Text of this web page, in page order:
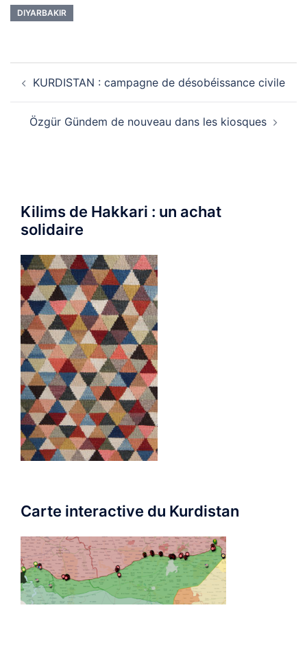
DIYARBAKIR
d’article
KURDISTAN : campagne de désobéissance civile
Özgür Gündem de nouveau dans les kiosques
Kilims de Hakkari : un achat
solidaire
Carte interactive du Kurdistan